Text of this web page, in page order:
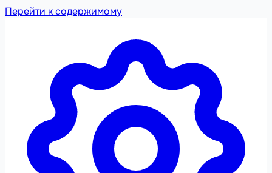
Перейти к содержимому